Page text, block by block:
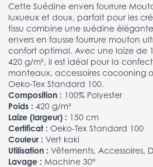
Cette Suédine envers fourrure
luxueux et doux, parfait pour les
tissu combine une suédine
envers en fausse fourrure mouton
confort optimal. Avec une laize de
420 g/m², il est idéal pour la
manteaux, accessoires cocooning
Oeko-Tex Standard 100.
Composition : 100% Polyester
Poids : 420 g/m²
Laize (largeur) : 150 cm
Certificat : Oeko-Tex Standard 100
Couleur : Vert kaki
Utilisation : Vêtements, Accessoires,
Lavage : Machine 30°